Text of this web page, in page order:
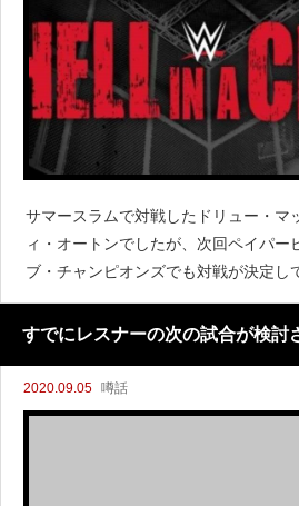
サマースラムで対戦したドリュー・マ
ィ・オートンでしたが、次回ペイパー
ブ・チャンピオンズでも対戦が決定し
p;)
すでにレスナーの次の試合が検討
2020.09.05 噂話